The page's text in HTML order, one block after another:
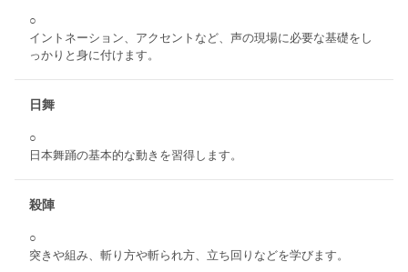
○
イントネーション、アクセントなど、声の現場に必要な基礎をし
っかりと身に付けます。
日舞
○
日本舞踊の基本的な動きを習得します。
殺陣
○
突きや組み、斬り方や斬られ方、立ち回りなどを学びます。